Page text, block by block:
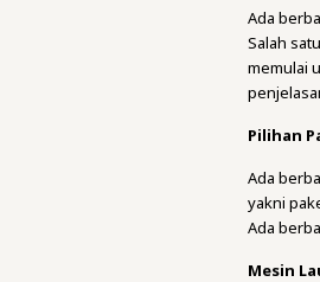
Ada
Salah
memulai
Pilihan
Ada
yakni
Ada
Mesin